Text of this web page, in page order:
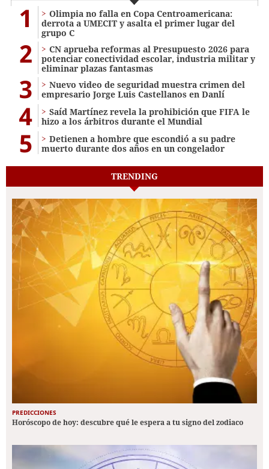
1
Olimpia no falla en Copa Centroamericana:
derrota a UMECIT y asalta el primer lugar del
grupo C
2
CN aprueba reformas al Presupuesto 2026 para
potenciar conectividad escolar, industria militar y
eliminar plazas fantasmas
3
Nuevo video de seguridad muestra crimen del
empresario Jorge Luis Castellanos en Danlí
4
Saíd Martínez revela la prohibición que FIFA le
hizo a los árbitros durante el Mundial
5
Detienen a hombre que escondió a su padre
muerto durante dos años en un congelador
TRENDING
PREDICCIONES
Horóscopo de hoy: descubre qué le espera a tu signo del zodiaco